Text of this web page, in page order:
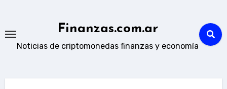
content
Finanzas.com.ar
Noticias de criptomonedas finanzas y economía